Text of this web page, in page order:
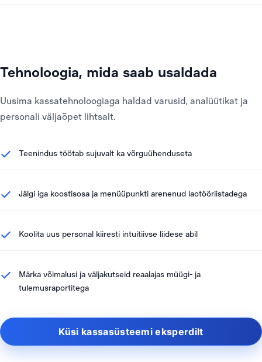
Tehnoloogia, mida saab usaldada
Uusima kassatehnoloogiaga haldad varusid, analüütikat ja
personali väljaõpet lihtsalt.
Teenindus töötab sujuvalt ka võrguühenduseta
Jälgi iga koostisosa ja menüüpunkti arenenud laotööriistadega
Koolita uus personal kiiresti intuitiivse liidese abil
Märka võimalusi ja väljakutseid reaalajas müügi- ja
tulemusraportitega
Küsi kassasüsteemi eksperdilt